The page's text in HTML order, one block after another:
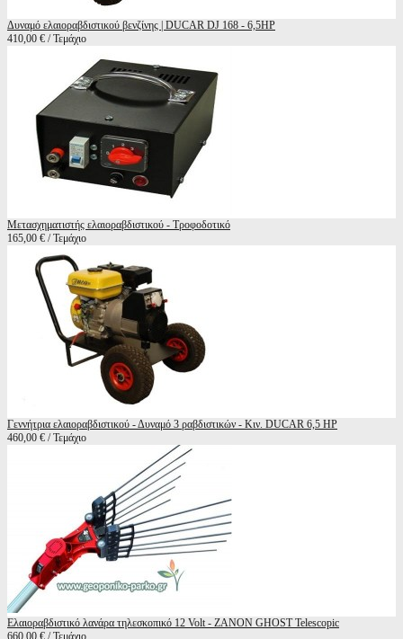
Δυναμό ελαιοραβδιστικού βενζίνης | DUCAR DJ 168 - 6,5HP
410,00 € / Τεμάχιο
Μετασχηματιστής ελαιοραβδιστικού - Τροφοδοτικό
165,00 € / Τεμάχιο
Γεννήτρια ελαιοραβδιστικού - Δυναμό 3 ραβδιστικών - Κιν. DUCAR 6,5 HP
460,00 € / Τεμάχιο
Ελαιοραβδιστικό λανάρα τηλεσκοπικό 12 Volt - ZANON GHOST Telescopic